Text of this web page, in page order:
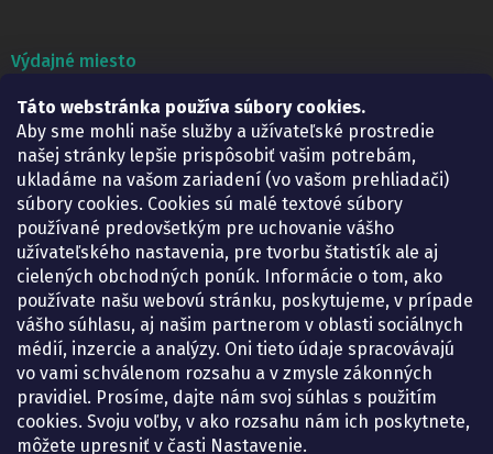
Táto webstránka používa súbory cookies.
Aby sme mohli naše služby a užívateľské prostredie
našej stránky lepšie prispôsobiť vašim potrebám,
ukladáme na vašom zariadení (vo vašom prehliadači)
súbory cookies. Cookies sú malé textové súbory
používané predovšetkým pre uchovanie vášho
užívateľského nastavenia, pre tvorbu štatistík ale aj
cielených obchodných ponúk. Informácie o tom, ako
používate našu webovú stránku, poskytujeme, v prípade
vášho súhlasu, aj našim partnerom v oblasti sociálnych
médií, inzercie a analýzy. Oni tieto údaje spracovávajú
vo vami schválenom rozsahu a v zmysle zákonných
pravidiel. Prosíme, dajte nám svoj súhlas s použitím
cookies. Svoju voľby, v ako rozsahu nám ich poskytnete,
môžete upresniť v časti Nastavenie.
Výdajné miesto
Lekáreň ADONAI
Košice – Smetanova 2
Pondelok:
07.30 – 15.30 h.
Utorok:
07.30 – 16.00 h.
Streda:
07.30 – 16.00 h.
Štvrtok:
07.30 – 15.30 h.
Piatok:
07.30 – 15.30 h.
KONTAKT
eshop@lekarenadonai.sk
+421 948 203 203
Nájdete nás na Facebooku.
lekarenadonai/